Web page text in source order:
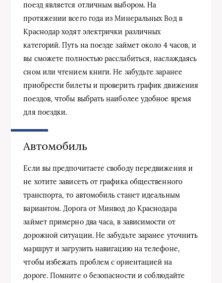
поезд является отличным выбором. На
протяжении всего года из Минеральных Вод в
Краснодар ходят электрички различных
категорий. Путь на поезде займет около 4 часов, и
вы сможете полностью расслабиться, наслаждаясь
сном или чтением книги. Не забудьте заранее
приобрести билеты и проверить график движения
поездов, чтобы выбрать наиболее удобное время
для поездки.
Автомобиль
Если вы предпочитаете свободу передвижения и
не хотите зависеть от графика общественного
транспорта, то автомобиль станет идеальным
вариантом. Дорога от Минвод до Краснодара
займет примерно два часа, в зависимости от
дорожной ситуации. Не забудьте заранее уточнить
маршрут и загрузить навигацию на телефоне,
чтобы избежать проблем с ориентацией на
дороге. Помните о безопасности и соблюдайте